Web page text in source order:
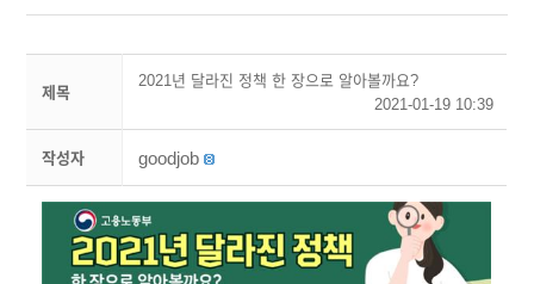
제목
2021년 달라진 정책 한 장으로 알아볼까요?
2021-01-19 10:39
작성자 goodjob